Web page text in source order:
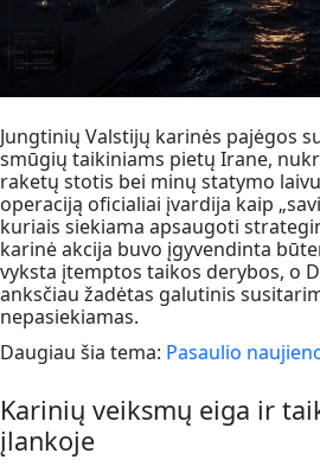
Jungtinių Valstijų karinės pajėgos
smūgių taikiniams pietų Irane,
raketų stotis bei minų statymo
operaciją oficialiai įvardija kaip
kuriais siekiama apsaugoti
karinė akcija buvo įgyvendinta
vyksta įtemptos taikos derybos, o
anksčiau žadėtas galutinis
nepasiekiamas.
Daugiau šia tema: Pasaulio
Karinių veiksmų eiga ir
įlankoje